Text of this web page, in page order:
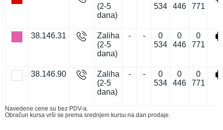
(2-5
dana)
534
446
771
38.146.31
Zaliha
(2-5
dana)
- -
0
534
0
446
0
771
38.146.90
Zaliha
(2-5
dana)
- -
0
534
0
446
0
771
Navedene cene su bez PDV-a.
Obračun kursa vrši se prema srednjem kursu na dan prodaje.